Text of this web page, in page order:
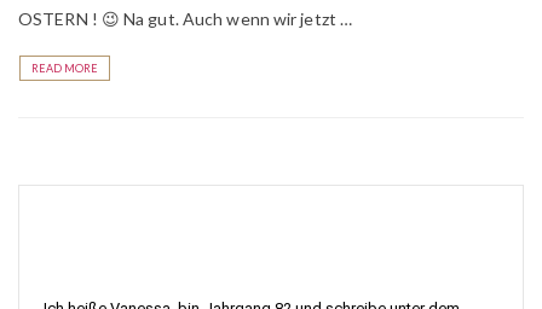
OSTERN ! 😉 Na gut. Auch wenn wir jetzt …
READ MORE